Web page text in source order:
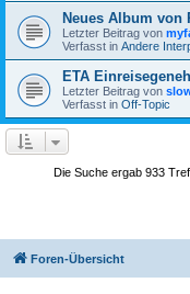
Neues Album von
Letzter Beitrag von
Verfasst in Andere
ETA
Letzter Beitrag von
Verfasst in Off-Topic
Die Suche ergab 933
Foren-Übersicht